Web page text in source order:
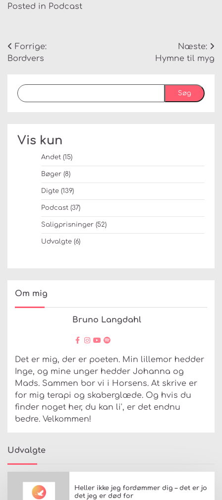
Posted in Podcast
Indlægsnavigation
Forrige:
Bordvers
Næste:
Hymne til myg
Søg
Vis kun
Andet (15)
Bøger (8)
Digte (139)
Podcast (37)
Saligprisninger (52)
Udvalgte (6)
Om mig
Bruno Langdahl
Det er mig, der er poeten. Min lillemor hedder
Inge, og mine unger hedder Johanna og
Mads. Sammen bor vi i Horsens. At skrive er
for mig terapi og skaberglæde. Og hvis du
finder noget her, du kan li', er det endnu
bedre. Velkommen!
Udvalgte
Heller ikke jeg fordømmer dig – det er jo
det jeg er død for